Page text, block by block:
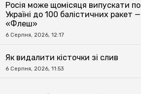
Росія може щомісяця випускати по
Україні до 100 балістичних ракет —
«Флеш»
6 Серпня, 2026, 12:17
Як видалити кісточки зі слив
6 Серпня, 2026, 11:53